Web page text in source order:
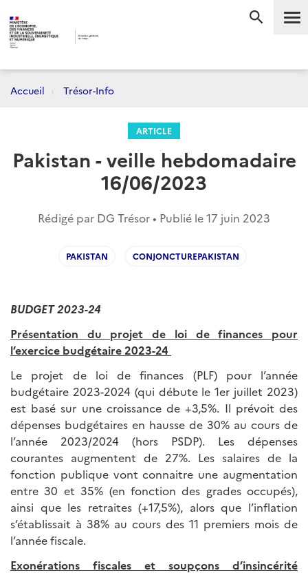
Accueil Trésor-Info
ARTICLE
Pakistan - veille hebdomadaire
16/06/2023
Rédigé par DG Trésor • Publié le17 juin 2023
PAKISTAN CONJONCTUREPAKISTAN
BUDGET 2023-24
Présentation du projet de loi de finances pour
l’exercice budgétaire 2023-24
Le projet de loi de finances (PLF) pour l’année
budgétaire 2023-2024 (qui débute le 1er juillet 2023)
est basé sur une croissance de +3,5%. Il prévoit des
dépenses budgétaires en hausse de 30% au cours de
l’année 2023/2024 (hors PSDP). Les dépenses
courantes augmentent de 27%. Les salaires de la
fonction publique vont connaitre une augmentation
entre 30 et 35% (en fonction des grades occupés),
ainsi que les retraites (+17,5%), alors que l’inflation
s’établissait à 38% au cours des 11 premiers mois de
l’année fiscale.
Exonérations fiscales et soupçons d’insincérité